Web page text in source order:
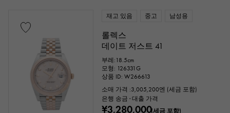
재고 있음 중고 남성용
롤렉스
데이트 저스트 41
부레:18.5cm
모형: 126331G
상품 ID: W266613
소매 가격 :3,005,200엔 (세금 포함)
은행 송금 · 대출 가격
¥3,280,000(세금 포함)